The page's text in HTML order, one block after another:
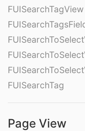
FUISearchTagView
FUISearchTag
Page View